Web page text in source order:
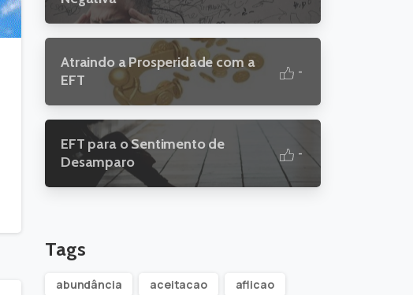
Atraindo a Prosperidade com a
EFT
-
EFT para o Sentimento de
Desamparo
-
Tags
abundância aceitacao aflicao